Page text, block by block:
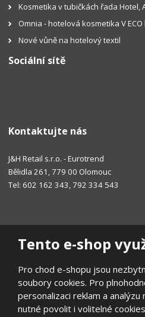
Tento e-shop
Pro chod e-shopu jsou
soubory cookies. Pro
personalizaci reklam a
nutné povolit i volitelné
Kosmetika v tubičkách řada Hotel,
Omnia - hotelová kosmetika V
Nové vůně na hotelový textil
Sociální sítě
Kontaktujte nás
J&H Retail s.r.o. - Eurotrend
Bělidla 261, 779 00 Olomouc
Tel: 602 162 343, 792 334 543